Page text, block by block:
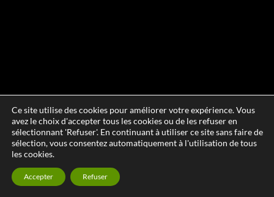
Ce site utilise des cookies pour améliorer votre expérience. Vous
avez le choix d'accepter tous les cookies ou de les refuser en
sélectionnant 'Refuser'. En continuant à utiliser ce site sans faire de
sélection, vous consentez automatiquement à l'utilisation de tous
les cookies.
Accepter Refuser